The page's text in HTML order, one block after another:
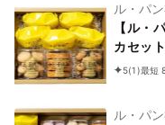
ル・パ
【ル・
カセッ
子3種)
5(1)最短
ル・パ